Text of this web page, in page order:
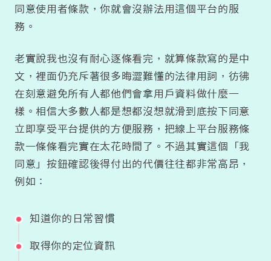
同意使用者條款，你就會沒辦法用這個平台的服
務。
老實說我也沒有耐心逐條看完，就算條款寫的是中
文，裡面仍充斥著很多晦澀難懂的法律用詞，彷彿
在刻意避免所有人都他們會拿用戶資料做什麼一
樣。相信大多數人都是想都沒想就滑到底按下同意
立即享受平台提供的方便服務，把線上平台服務條
款一條條看完實在太花時間了。不過其實這個「我
同意」按鈕確認後得付出的代價往往都非常高昂，
例如：
知道你的日常習慣
取得你的定位資訊